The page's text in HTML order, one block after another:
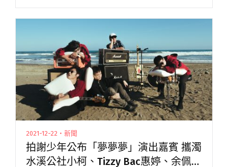
樂創作風格，透過 GMA 邀請 Leo 王在 3 月 5 日代
表 閱讀全文 "GMA金曲國際音樂節與菲律賓策略
聯盟 Leo王、春艷赴馬尼拉嗨唱"
2021-12-22・新聞
拍謝少年公布「夢夢夢」演出嘉賓 攜濁
水溪公社小柯、Tizzy Bac惠婷、余佩真